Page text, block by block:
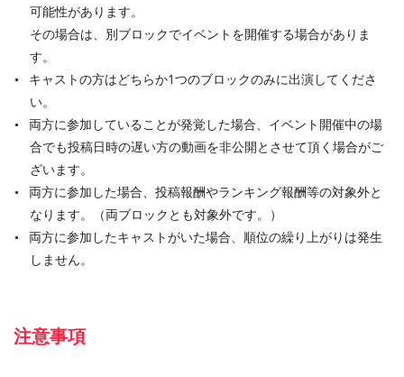
可能性があります。
その場合は、別ブロックでイベントを開催する場合がありま
す。
キャストの方はどちらか1つのブロックのみに出演してくださ
い。
両方に参加していることが発覚した場合、イベント開催中の場
合でも投稿日時の遅い方の動画を非公開とさせて頂く場合がご
ざいます。
両方に参加した場合、投稿報酬やランキング報酬等の対象外と
なります。（両ブロックとも対象外です。）
両方に参加したキャストがいた場合、順位の繰り上がりは発生
しません。
注意事項